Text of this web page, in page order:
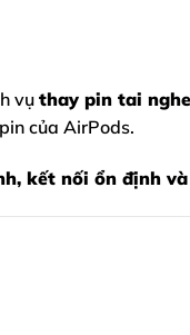
vụ thay pin tai
của AirPods.
kết nối ổn định